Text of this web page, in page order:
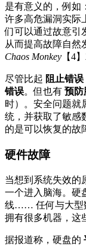
是有意义的，例如
许多高危漏洞实际
们可以通过故意引
从而提高故障自然
Chaos Monkey 【4
尽管比起 阻止错误
错误。但也有 预防
时）。安全问题就
统，并获取了敏感
的是可以恢复的故
硬件故障
当想到系统失效的
一个进入脑海。硬
线…… 任何与大型
拥有很多机器，这
据报道称，硬盘的